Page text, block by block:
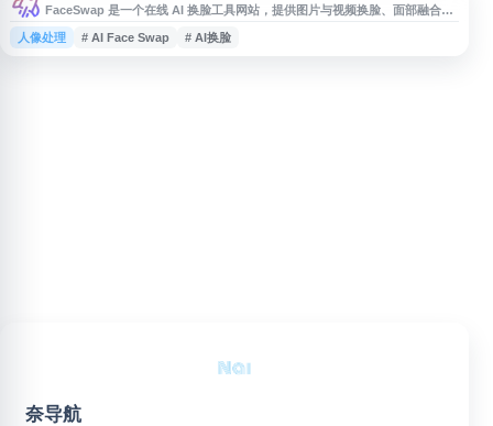
FaceSwap 是一个在线 AI 换脸工具网站，提供图片与视频换脸、面部融合、
脸部混合和脸部替换等功能。用户可通过网页使用 AI Face Swap、Video
Face Swap、Face Merge、Face Mixer 等相关服务，适用于快速生成换脸效
人像处理 # AI Face Swap # AI换脸
奈导航